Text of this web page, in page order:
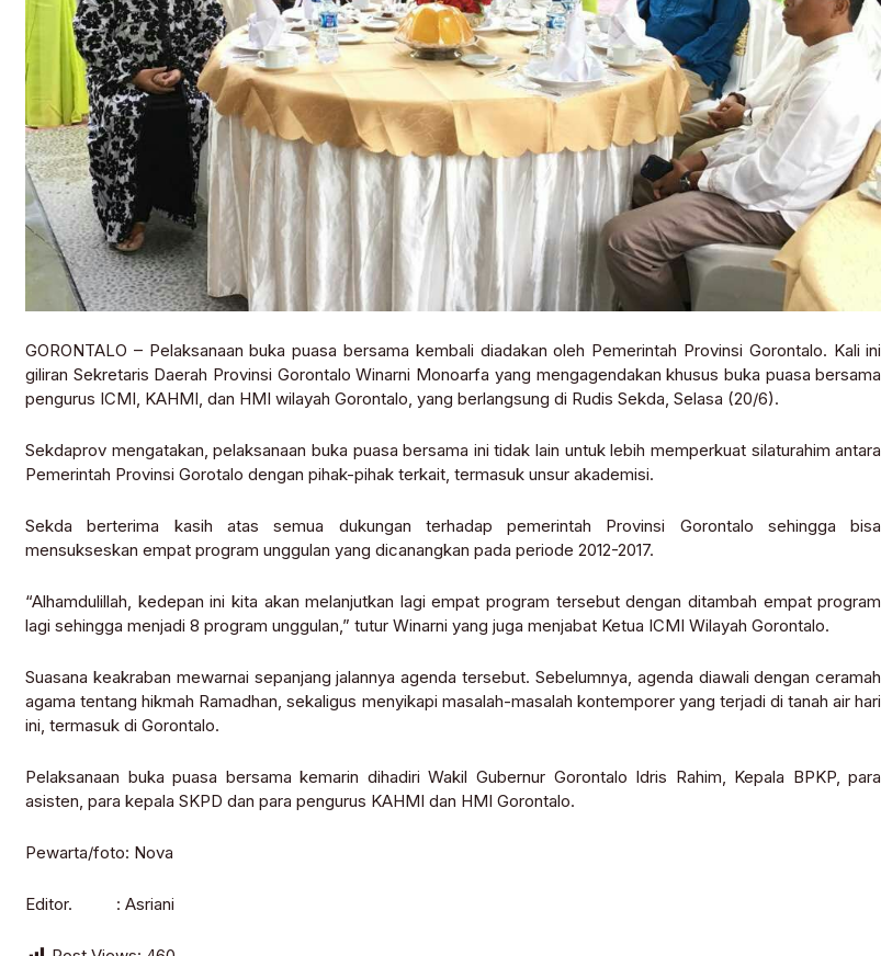
GORONTALO – Pelaksanaan buka puasa bersama kembali diadakan oleh Pemerintah Provinsi Gorontalo. Kali ini
giliran Sekretaris Daerah Provinsi Gorontalo Winarni Monoarfa yang mengagendakan khusus buka puasa bersama
pengurus ICMI, KAHMI, dan HMI wilayah Gorontalo, yang berlangsung di Rudis Sekda, Selasa (20/6).
Sekdaprov mengatakan, pelaksanaan buka puasa bersama ini tidak lain untuk lebih memperkuat silaturahim antara
Pemerintah Provinsi Gorotalo dengan pihak-pihak terkait, termasuk unsur akademisi.
Sekda berterima kasih atas semua dukungan terhadap pemerintah Provinsi Gorontalo sehingga bisa
mensukseskan empat program unggulan yang dicanangkan pada periode 2012-2017.
“Alhamdulillah, kedepan ini kita akan melanjutkan lagi empat program tersebut dengan ditambah empat program
lagi sehingga menjadi 8 program unggulan,” tutur Winarni yang juga menjabat Ketua ICMI Wilayah Gorontalo.
Suasana keakraban mewarnai sepanjang jalannya agenda tersebut. Sebelumnya, agenda diawali dengan ceramah
agama tentang hikmah Ramadhan, sekaligus menyikapi masalah-masalah kontemporer yang terjadi di tanah air hari
ini, termasuk di Gorontalo.
Pelaksanaan buka puasa bersama kemarin dihadiri Wakil Gubernur Gorontalo Idris Rahim, Kepala BPKP, para
asisten, para kepala SKPD dan para pengurus KAHMI dan HMI Gorontalo.
Pewarta/foto: Nova
Editor. : Asriani